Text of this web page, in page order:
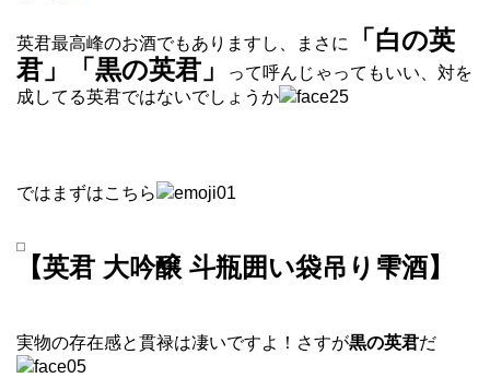
英君最高峰のお酒でもありますし、まさに
「白の英
君」「黒の英君」
って呼んじゃってもいい、対を
成してる英君ではないでしょうか
ではまずはこちら
【英君 大吟醸 斗瓶囲い袋吊り雫酒】
実物の存在感と貫禄は凄いですよ！さすが黒の英君だ